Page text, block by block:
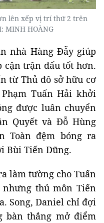
lên xếp vị trí thứ 2 trên
MINH HOÀNG
nhà Hàng Đẫy giúp
cận trận đấu tốt hơn.
từ Thủ đô sở hữu cơ
Tuấn Hải khởi
được luân chuyển
Quyết và Đỗ Hùng
Toàn đệm bóng ra
Bùi Tiến Dũng.
làm tường cho Tuấn
thủ môn Tiến
Song, Daniel chỉ đợi
bàn thắng mở điểm